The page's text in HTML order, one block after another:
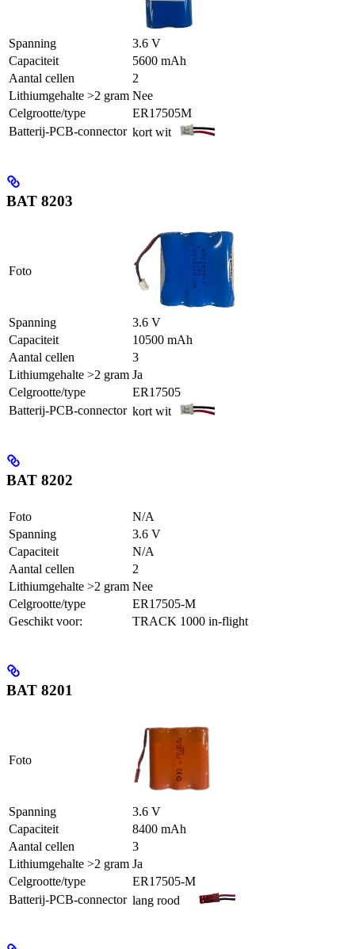
Spanning
3.6 V
Capaciteit
5600 mAh
Aantal cellen
2
Lithiumgehalte >2 gram Nee
Celgrootte/type
ER17505M
Batterij-PCB-connector kort wit
BAT 8203
Foto
Spanning
3.6 V
Capaciteit
10500 mAh
Aantal cellen
3
Lithiumgehalte >2 gram Ja
Celgrootte/type
ER17505
Batterij-PCB-connector kort wit
BAT 8202
Foto
N/A
Spanning
3.6 V
Capaciteit
N/A
Aantal cellen
2
Lithiumgehalte >2 gram Nee
Celgrootte/type
ER17505-M
Geschikt voor:
TRACK 1000 in-flight
BAT 8201
Foto
Spanning
3.6 V
Capaciteit
8400 mAh
Aantal cellen
3
Lithiumgehalte >2 gram Ja
Celgrootte/type
ER17505-M
Batterij-PCB-connector lang rood